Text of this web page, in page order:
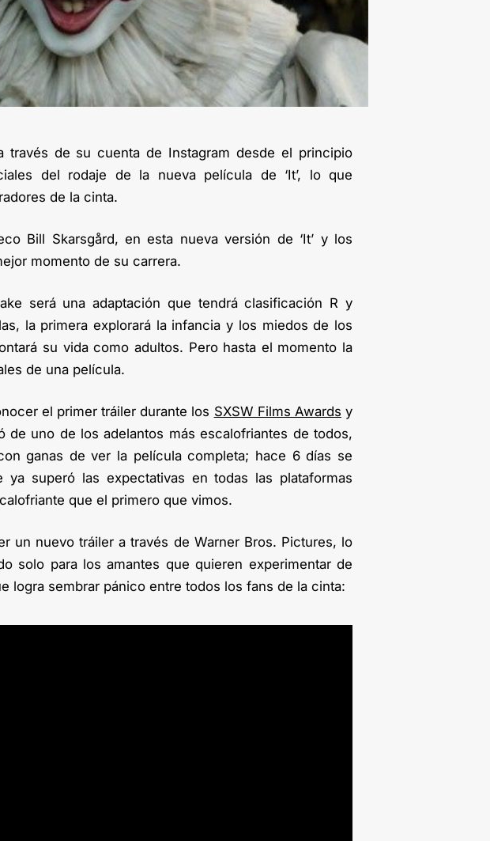
través de su cuenta de Instagram desde el principio
del rodaje de la nueva película de ‘It’, lo que
de la cinta.
Bill Skarsgård, en esta nueva versión de ‘It’ y los
momento de su carrera.
será una adaptación que tendrá clasificación R y
la primera explorará la infancia y los miedos de los
su vida como adultos. Pero hasta el momento la
de una película.
el primer tráiler durante los SXSW Films Awards y
de uno de los adelantos más escalofriantes de todos,
ganas de ver la película completa; hace 6 días se
superó las expectativas en todas las plataformas
que el primero que vimos.
un nuevo tráiler a través de Warner Bros. Pictures, lo
solo para los amantes que quieren experimentar de
logra sembrar pánico entre todos los fans de la cinta: